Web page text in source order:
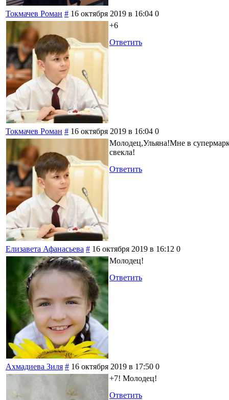
Токмачев Роман # 16 октября 2019 в 16:04 0
+6
Ответить
Токмачев Роман # 16 октября 2019 в 16:04 0
Молодец,Ульяна!Мне в
свекла!
Ответить
Елизавета Афанасьева # 16 октября 2019 в 16:12 0
Молодец!
Ответить
Ахмадиева Зиля # 16 октября 2019 в 17:50 0
+7! Молодец!
Ответить